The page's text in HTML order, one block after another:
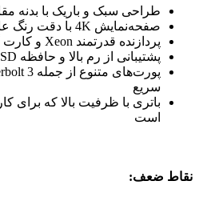
طراحی سبک و باریک با بدنه
صفحه‌نمایش 4K با دقت رنگ عالی
پردازنده قدرتمند Xeon و کارت گرافیک Quadro M1200
پشتیبانی از رم بالا و حافظه SSD برای افزایش سرعت
سریع
باتری با ظرفیت بالا که
است
نقاط ضعف: